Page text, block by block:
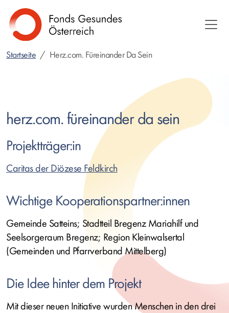
zum
Inhalt
Startseite Herz.com. Füreinander Da Sein
herz.com. füreinander da sein
Projektträger:in
Caritas der Diözese Feldkirch
Wichtige Kooperationspartner:innen
Gemeinde Satteins; Stadtteil Bregenz Mariahilf und
Seelsorgeraum Bregenz; Region Kleinwalsertal
(Gemeinden und Pfarrverband Mittelberg)
Die Idee hinter dem Projekt
Mit dieser neuen Initiative wurden Menschen in den drei